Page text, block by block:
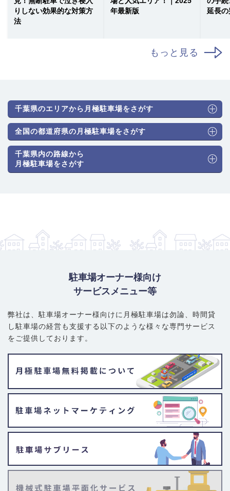
りしない効果的な対策方
法
年最新版
延長
もっと見る
千葉県のエリアから月極駐車場をさがす
全国の都道府県の月極駐車場をさがす
千葉県内の路線から
月極駐車場をさがす
駐車場オーナー様向け
サービスメニュー等
弊社は、駐車場オーナー様向けに月極駐車場は勿論、 時間貸
し駐車場の経営も支援する以下のような様々な専門サービス
をご提供しております。